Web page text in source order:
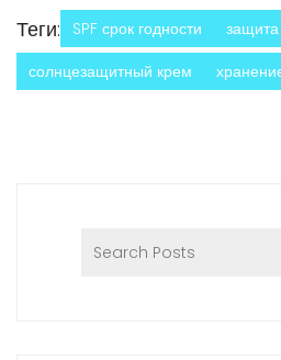
Теги: SPF срок годности
солнцезащитный крем